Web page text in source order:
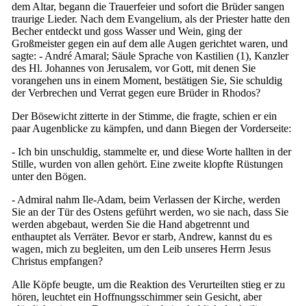
dem Altar, begann die Trauerfeier und sofort die Brüder sangen
traurige Lieder. Nach dem Evangelium, als der Priester hatte den
Becher entdeckt und goss Wasser und Wein, ging der
Großmeister gegen ein auf dem alle Augen gerichtet waren, und
sagte: - André Amaral; Säule Sprache von Kastilien (1), Kanzler
des Hl. Johannes von Jerusalem, vor Gott, mit denen Sie
vorangehen uns in einem Moment, bestätigen Sie, Sie schuldig
der Verbrechen und Verrat gegen eure Brüder in Rhodos?
Der Bösewicht zitterte in der Stimme, die fragte, schien er ein
paar Augenblicke zu kämpfen, und dann Biegen der Vorderseite:
- Ich bin unschuldig, stammelte er, und diese Worte hallten in der
Stille, wurden von allen gehört. Eine zweite klopfte Rüstungen
unter den Bögen.
- Admiral nahm Ile-Adam, beim Verlassen der Kirche, werden
Sie an der Tür des Ostens geführt werden, wo sie nach, dass Sie
werden abgebaut, werden Sie die Hand abgetrennt und
enthauptet als Verräter. Bevor er starb, Andrew, kannst du es
wagen, mich zu begleiten, um den Leib unseres Herrn Jesus
Christus empfangen?
Alle Köpfe beugte, um die Reaktion des Verurteilten stieg er zu
hören, leuchtet ein Hoffnungsschimmer sein Gesicht, aber